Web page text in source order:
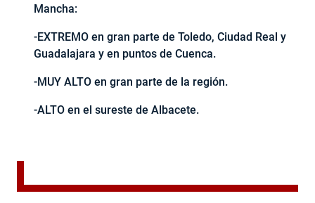
Mancha:
-EXTREMO en gran parte de Toledo, Ciudad Real y
Guadalajara y en puntos de Cuenca.
-MUY ALTO en gran parte de la región.
-ALTO en el sureste de Albacete.